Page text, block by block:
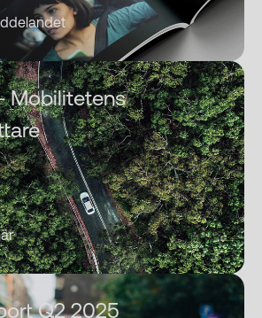
Mobilitetens
Q2 2025